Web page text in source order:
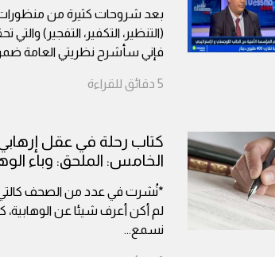
بعد شروحات كثيرة من منظورات
(التنظير، التكفير، التفجير)
فإني سأشرح نظريتي العامة
5 دقائق للقراءة
الخامس: الملحق: وباء
لم أكن أعرف شيئا عن
نسمع...